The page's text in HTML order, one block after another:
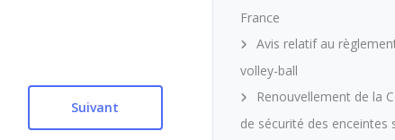
Suivant
France
Avis relatif au
volley-ball
Renouvellement de la
de sécurité des enceintes